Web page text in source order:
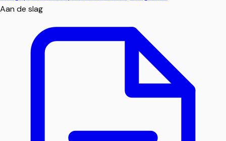
Aan de slag